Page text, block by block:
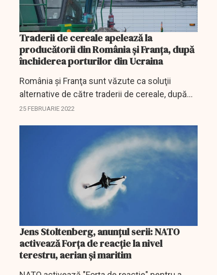
Traderii de cereale apelează la
producătorii din România şi Franţa, după
închiderea porturilor din Ucraina
România şi Franţa sunt văzute ca soluţii
alternative de către traderii de cereale, după
blocajul provocat în Ucraina, de atacul Rusiei.
25 FEBRUARIE 2022
Jens Stoltenberg, anunţul serii: NATO
activează Forţa de reacţie la nivel
terestru, aerian şi maritim